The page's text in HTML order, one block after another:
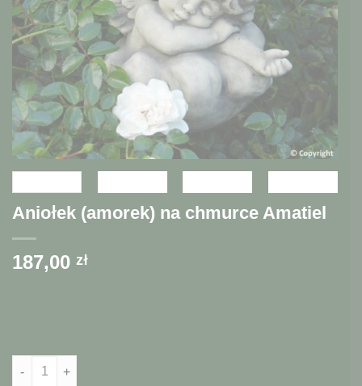
Aniołek (amorek) na chmurce Amatiel
187,00 zł
ilość Aniołek (amorek) na chmurce Amatiel